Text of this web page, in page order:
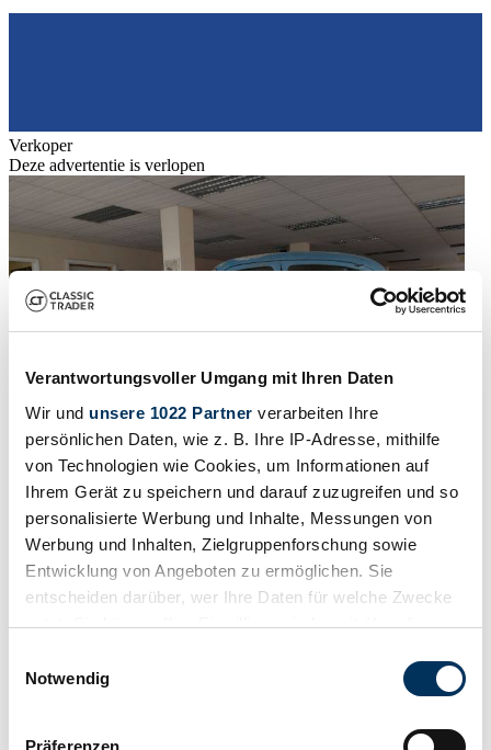
Verantwortungsvoller Umgang mit Ihren Daten
Wir und unsere 1022 Partner verarbeiten Ihre
persönlichen Daten, wie z. B. Ihre IP-Adresse, mithilfe
von Technologien wie Cookies, um Informationen auf
Ihrem Gerät zu speichern und darauf zuzugreifen und so
personalisierte Werbung und Inhalte, Messungen von
Werbung und Inhalten, Zielgruppenforschung sowie
Entwicklung von Angeboten zu ermöglichen. Sie
entscheiden darüber, wer Ihre Daten für welche Zwecke
nutzt. Sie können Ihre Einwilligung jederzeit über die
Trigger Symbol ändern oder widerrufen
Notwendig
Präferenzen
Verkoper
Deze advertentie is verlopen
1950 | Sunbeam Alpine Talbot
SUNBEAM TALBOT 90 1950 Manual Petrol
€ 6.4176 jaar geleden